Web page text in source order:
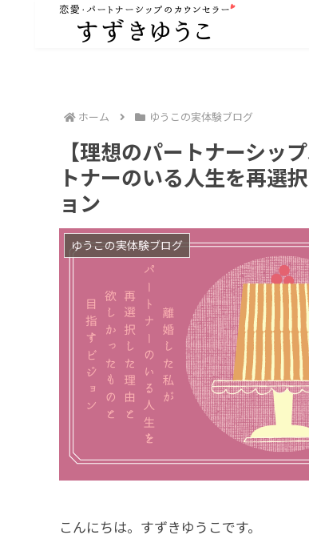
ホーム ゆうこの実体験ブログ
【理想のパートナーシッ
トナーのいる人生を再選
ョン
ゆうこの実体験ブログ
こんにちは。すずきゆうこです。